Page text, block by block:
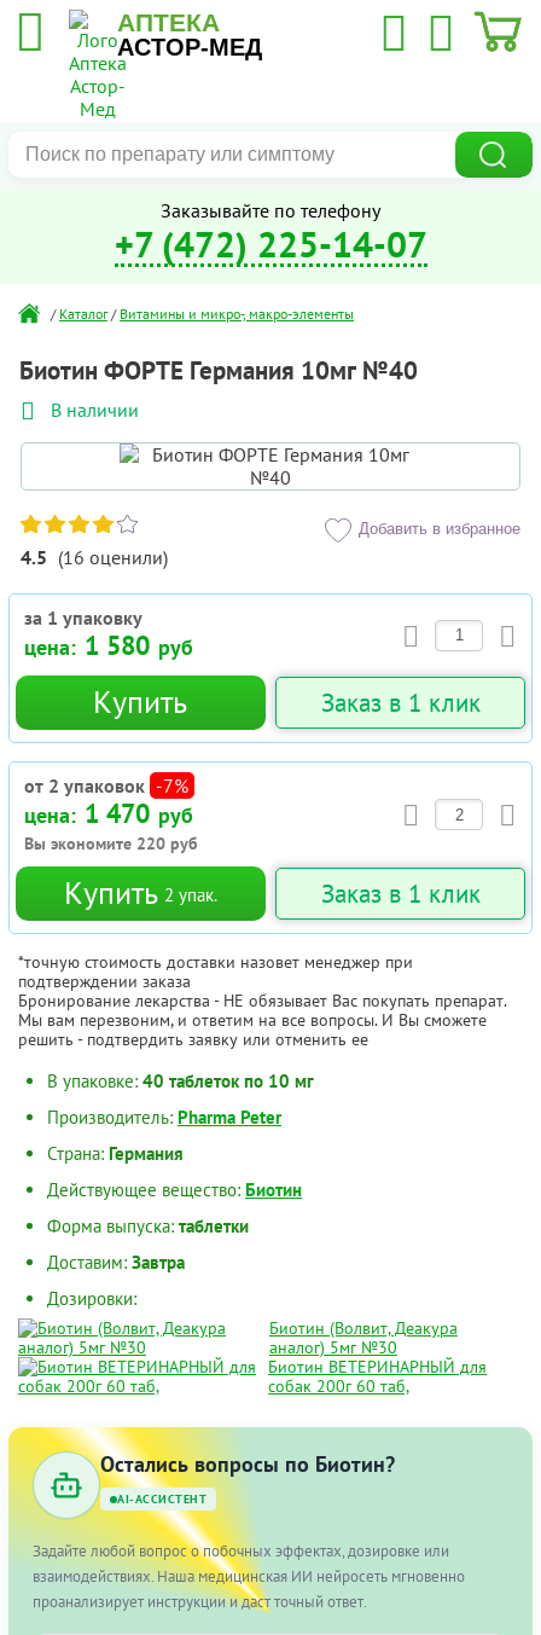
АПТЕКА
АСТОР-МЕД
Заказывайте по телефону
+7 (472) 225-14-07
/ Каталог / Витамины и микро-, макро-элементы
Биотин ФОРТЕ Германия 10мг №40
В наличии
4.5 (16 оценили)
Добавить в избранное
за 1 упаковку
цена: 1 580 руб
Купить Заказ в 1 клик
от 2 упаковок -7%
цена: 1 470 руб
Вы экономите 220 руб
Купить 2 упак. Заказ в 1 клик
*точную стоимость доставки назовет менеджер при
подтверждении заказа
Бронирование лекарства - НЕ обязывает Вас покупать препарат.
Мы вам перезвоним, и ответим на все вопросы. И Вы сможете
решить - подтвердить заявку или отменить ее
В упаковке: 40 таблеток по 10 мг
Производитель: Pharma Peter
Страна: Германия
Действующее вещество: Биотин
Форма выпуска: таблетки
Доставим: Завтра
Дозировки:
Биотин (Волвит, Деакура
аналог) 5мг №30
Биотин ВЕТЕРИНАРНЫЙ для
собак 200г 60 таб,
Остались вопросы по Биотин?
AI-АССИСТЕНТ
Задайте любой вопрос о побочных эффектах, дозировке или
взаимодействиях. Наша медицинская ИИ нейросеть мгновенно
проанализирует инструкции и даст точный ответ.